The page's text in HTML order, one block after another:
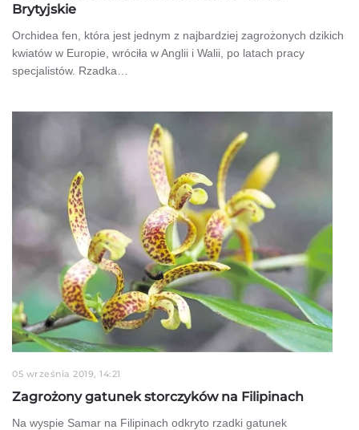
Brytyjskie
Orchidea fen, która jest jednym z najbardziej zagrożonych dzikich
kwiatów w Europie, wróciła w Anglii i Walii, po latach pracy
specjalistów. Rzadka…
05 września 2019, 14:21
Zagrożony gatunek storczyków na Filipinach
Na wyspie Samar na Filipinach odkryto rzadki gatunek